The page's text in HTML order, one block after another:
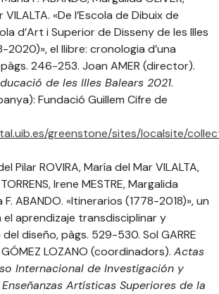
«De l’Escola de Dibuix de
d’Art i Superior de Disseny de les Illes
2020)», el llibre: cronologia d’una
246-253. Joan AMER (director).
de les Illes Balears 2021.
Fundació Guillem Cifre de
greenstone/sites/localsite/
Pilar ROVIRA, María del Mar VILALTA,
Irene MESTRE, Margalida
F. ABANDO. «Itinerarios (1778-2018)», un
el aprendizaje transdisciplinar y
diseño, pàgs. 529-530. Sol GARRE
GÓMEZ LOZANO (coordinadors). Actas
Internacional de Investigación y
Artísticas Superiores de la